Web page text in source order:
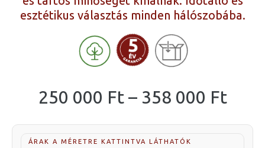
esztétikus választás minden hálószobába.
250 000 Ft – 358 000 Ft
ÁRAK A MÉRETRE KATTINTVA LÁTHATÓK